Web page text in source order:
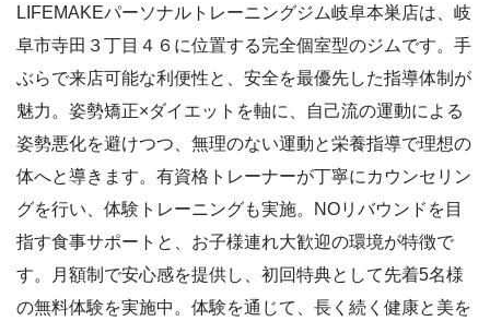
LIFEMAKEパーソナルトレーニングジム岐阜本巣店は、岐
阜市寺田３丁目４６に位置する完全個室型のジムです。手
ぶらで来店可能な利便性と、安全を最優先した指導体制が
魅力。姿勢矯正×ダイエットを軸に、自己流の運動による
姿勢悪化を避けつつ、無理のない運動と栄養指導で理想の
体へと導きます。有資格トレーナーが丁寧にカウンセリン
グを行い、体験トレーニングも実施。NOリバウンドを目
指す食事サポートと、お子様連れ大歓迎の環境が特徴で
す。月額制で安心感を提供し、初回特典として先着5名様
の無料体験を実施中。体験を通じて、長く続く健康と美を